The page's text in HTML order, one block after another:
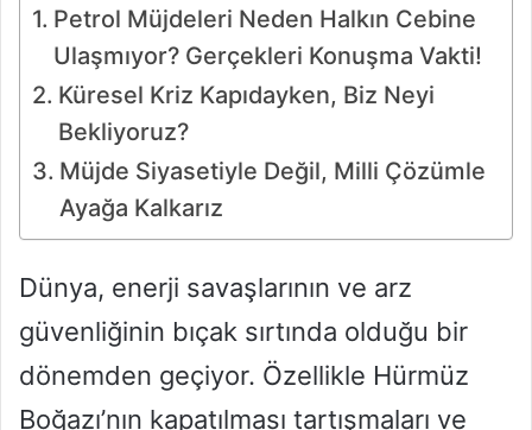
Petrol Müjdeleri Neden Halkın Cebine
Ulaşmıyor? Gerçekleri Konuşma Vakti!
Küresel Kriz Kapıdayken, Biz Neyi
Bekliyoruz?
Müjde Siyasetiyle Değil, Milli Çözümle
Ayağa Kalkarız
Dünya, enerji savaşlarının ve arz
güvenliğinin bıçak sırtında olduğu bir
dönemden geçiyor. Özellikle Hürmüz
Boğazı’nın kapatılması tartışmaları ve